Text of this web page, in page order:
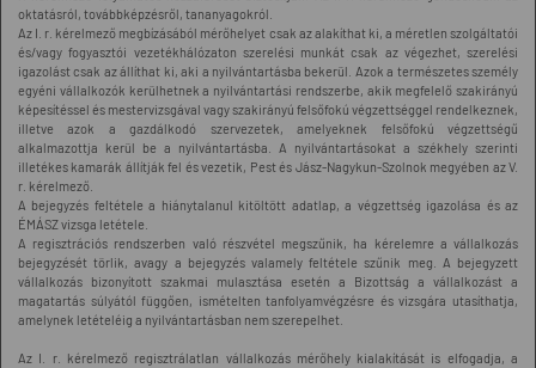
oktatásról, továbbképzésről, tananyagokról.
Az I. r. kérelmező megbízásából mérőhelyet csak az alakíthat ki, a méretlen szolgáltatói
és/vagy fogyasztói vezetékhálózaton szerelési munkát csak az végezhet, szerelési
igazolást csak az állíthat ki, aki a nyilvántartásba bekerül. Azok a természetes személy
egyéni vállalkozók kerülhetnek a nyilvántartási rendszerbe, akik megfelelő szakirányú
képesítéssel és mestervizsgával vagy szakirányú felsőfokú végzettséggel rendelkeznek,
illetve azok a gazdálkodó szervezetek, amelyeknek felsőfokú végzettségű
alkalmazottja kerül be a nyilvántartásba. A nyilvántartásokat a székhely szerinti
illetékes kamarák állítják fel és vezetik, Pest és Jász-Nagykun-Szolnok megyében az V.
r. kérelmező.
A bejegyzés feltétele a hiánytalanul kitöltött adatlap, a végzettség igazolása és az
ÉMÁSZ vizsga letétele.
A regisztrációs rendszerben való részvétel megszűnik, ha kérelemre a vállalkozás
bejegyzését törlik, avagy a bejegyzés valamely feltétele szűnik meg. A bejegyzett
vállalkozás bizonyított szakmai mulasztása esetén a Bizottság a vállalkozást a
magatartás súlyától függően, ismételten tanfolyamvégzésre és vizsgára utasíthatja,
amelynek letételéig a nyilvántartásban nem szerepelhet.
Az I. r. kérelmező regisztrálatlan vállalkozás mérőhely kialakítását is elfogadja, a